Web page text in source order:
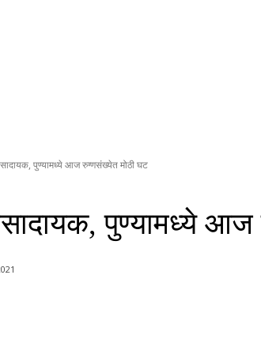
पुण्यामध्ये आज रुग्णसंख्येत मोठी घट
पुण्यामध्ये